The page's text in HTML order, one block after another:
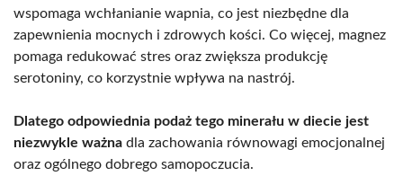
wspomaga wchłanianie wapnia, co jest niezbędne dla
zapewnienia mocnych i zdrowych kości. Co więcej, magnez
pomaga redukować stres oraz zwiększa produkcję
serotoniny, co korzystnie wpływa na nastrój.
Dlatego odpowiednia podaż tego minerału w diecie jest
niezwykle ważna dla zachowania równowagi emocjonalnej
oraz ogólnego dobrego samopoczucia.